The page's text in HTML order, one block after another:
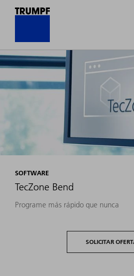
SOFTWARE
TecZone Bend
Programe más rápido que nunca
SOLICITAR